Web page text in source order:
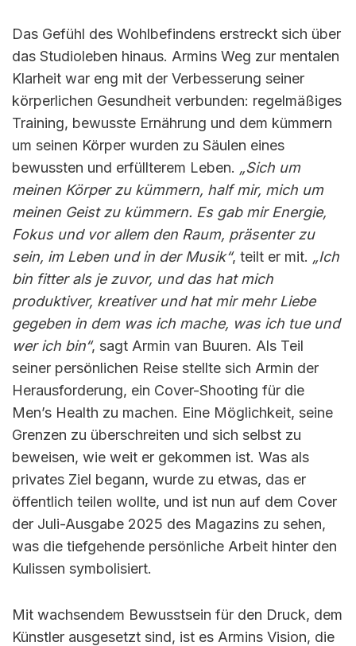
Das Gefühl des Wohlbefindens erstreckt sich über
das Studioleben hinaus. Armins Weg zur mentalen
Klarheit war eng mit der Verbesserung seiner
körperlichen Gesundheit verbunden: regelmäßiges
Training, bewusste Ernährung und dem kümmern
um seinen Körper wurden zu Säulen eines
bewussten und erfüllterem Leben. „Sich um
meinen Körper zu kümmern, half mir, mich um
meinen Geist zu kümmern. Es gab mir Energie,
Fokus und vor allem den Raum, präsenter zu
sein, im Leben und in der Musik“, teilt er mit. „Ich
bin fitter als je zuvor, und das hat mich
produktiver, kreativer und hat mir mehr Liebe
gegeben in dem was ich mache, was ich tue und
wer ich bin“, sagt Armin van Buuren. Als Teil
seiner persönlichen Reise stellte sich Armin der
Herausforderung, ein Cover-Shooting für die
Men’s Health zu machen. Eine Möglichkeit, seine
Grenzen zu überschreiten und sich selbst zu
beweisen, wie weit er gekommen ist. Was als
privates Ziel begann, wurde zu etwas, das er
öffentlich teilen wollte, und ist nun auf dem Cover
der Juli-Ausgabe 2025 des Magazins zu sehen,
was die tiefgehende persönliche Arbeit hinter den
Kulissen symbolisiert.
Mit wachsendem Bewusstsein für den Druck, dem
Künstler ausgesetzt sind, ist es Armins Vision, die